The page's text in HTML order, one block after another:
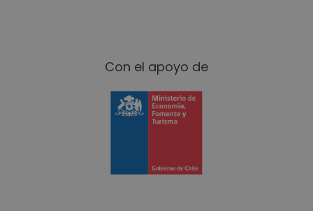
Pamela Espinoza
Con el apoyo de